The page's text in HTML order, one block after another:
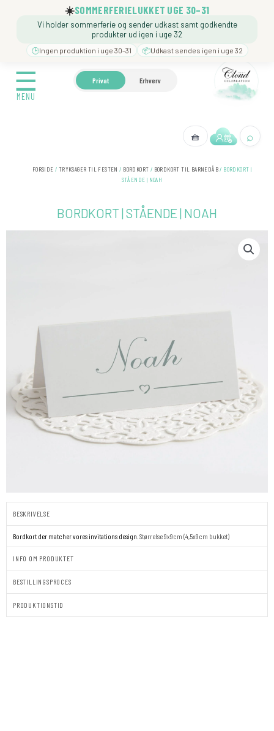
☀️SOMMERFERIELUKKET UGE 30–31
Vi holder sommerferie og sender udkast samt godkendte
produkter ud igen i uge 32
🕒Ingen produktion i uge 30–31 📦Udkast sendes igen i uge 32
☰
MENU
Privat Erhverv
🧺 ⌕
☰
MENU
🍼 BARNEDÅB ❓️ BESØG
FORSIDE / TRYKSAGER TIL FESTEN / BORDKORT / BORDKORT TIL BARNEDÅB/ BORDKORT |
STÅENDE | NOAH
BORDKORT | STÅENDE | NOAH
BESKRIVELSE
Bordkort der matcher vores invitations design. Størrelse 9x9cm (4,5x9cm bukket)
INFO OM PRODUKTET
BESTILLINGSPROCES
PRODUKTIONSTID